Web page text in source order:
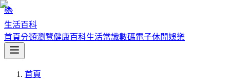
📚
生活百科
首頁分類瀏覽健康百科生活常識數碼電子休閒娛樂
首頁